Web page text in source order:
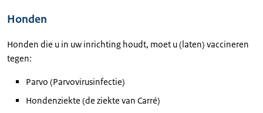
Honden
Honden die u in uw inrichting houdt, moet u (laten) vaccineren
tegen:
Parvo (Parvovirusinfectie)
Hondenziekte (de ziekte van Carré)